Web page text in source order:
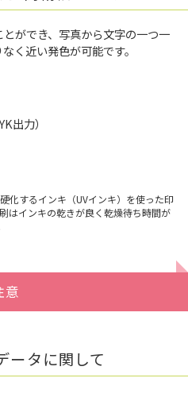
ができ、写真から文字の一つ一
く近い発色が可能です。
出力）
化するインキ（UVインキ）を使った印
はインキの乾きが良く乾燥待ち時間が
意
ータに関して